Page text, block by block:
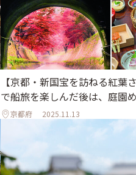
【京都・新国宝を訪ねる紅葉
で船旅を楽しんだ後は、庭園
京都府 2025.11.13